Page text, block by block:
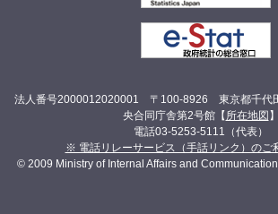
法人番号2000012020001 〒100-8926 東京都千代
央合同庁舎第2号館【 所在地図 】
電話03-5253-5111（代表）
※ 電話リレーサービス（手話リンク）のご
© 2009 Ministry of Internal Affairs and